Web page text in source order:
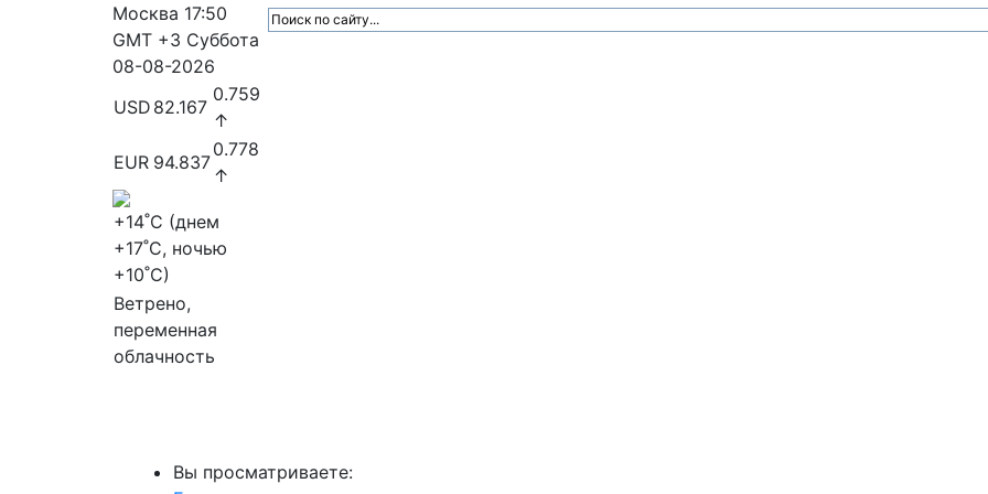
Москва 17:50
GMT +3 Суббота
08-08-2026
USD 82.167
0.759
↑
EUR 94.837
0.778
↑
+14˚C (днем
+17˚C, ночью
+10˚C)
Ветрено,
переменная
облачность
Вы просматриваете: